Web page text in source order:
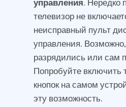
управления. Нередко
телевизор не
неисправный пульт
управления.
разрядились или сам
Попробуйте включить
кнопок на самом
эту возможность.